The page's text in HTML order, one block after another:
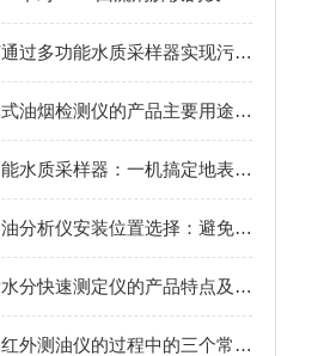
如何通过多功能水质采样器实现污染源精准溯源？
一体式油烟检测仪的产品主要用途及原理讲述
多功能水质采样器：一机搞定地表水、地下水、污水采样
水中油分析仪安装位置选择：避免气泡、沉积与流速波动影响
卤素水分快速测定仪的产品特点及操作步骤
使用红外测油仪的过程中的三个常见问题解答